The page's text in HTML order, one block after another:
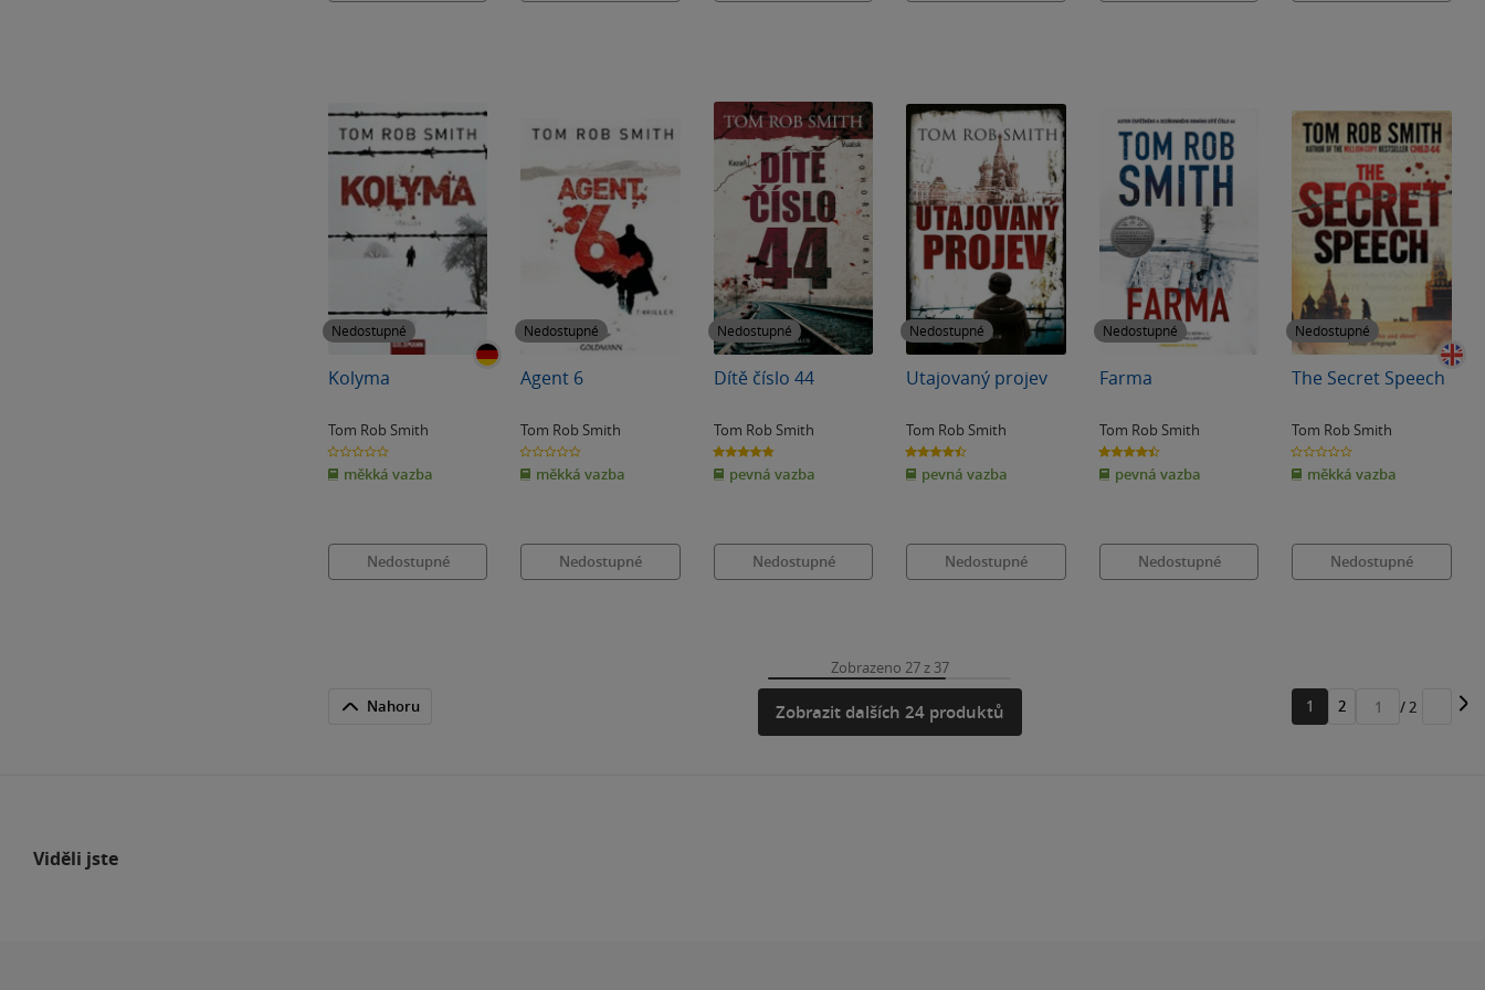
Nedostupné
Kolyma
Tom Rob Smith
0.0
z
5
hvězdiček
měkká vazba
Nedostupné
Nedostupné
Agent 6
Tom Rob Smith
0.0
z
5
hvězdiček
měkká vazba
Nedostupné
Nedostupné
Dítě číslo 44
Tom Rob Smith
4.8
z
5
hvězdiček
pevná vazba
Nedostupné
Nedostupné
Utajovaný projev
Tom Rob Smith
4.5
z
5
hvězdiček
pevná vazba
Nedostupné
Nedostupné
Farma
Tom Rob Smith
4.4
z
5
hvězdiček
pevná vazba
Nedostupné
Nedostupné
The Secret Speech
Tom Rob Smith
0.0
z
5
hvězdiček
měkká vazba
Nedostupné
Nahoru
Zobrazeno 27 z 37
Zobrazit dalších 24 produktů 1 2
Přejít
/ 2
Viděli jste